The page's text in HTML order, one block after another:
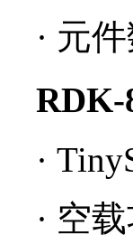
· 元
RDK-
·
· 空